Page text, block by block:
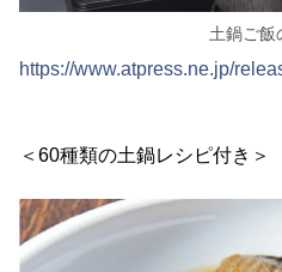
土鍋ご飯
https://www.atpress.ne.jp/
＜60種類の土鍋レシピ付き＞